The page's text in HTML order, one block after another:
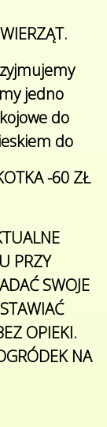
jedno
do
do
-60 ZŁ
PRZY
SWOJE
OPIEKI.
NA